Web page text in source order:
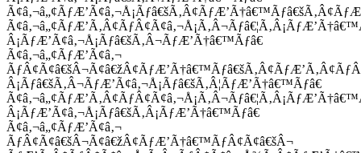
Â¡ÃƒÆ’Ã¢â‚¬Å¡Ãƒâ€šÃ‚Â¬ÃƒÆ’Ã†â€™Ãƒâ€
Ã¢â‚¬â„¢ÃƒÆ’Ã¢â‚¬
Â¡Ãƒâ€šÃ‚Â¬ÃƒÆ’Ã¢â‚¬Å¡Ãƒâ€šÃ‚Â¦ÃƒÆ’Ã†â€™Ãƒâ€
Â¡ÃƒÆ’Ã¢â‚¬Å¡Ãƒâ€šÃ‚Â¡ÃƒÆ’Ã†â€™Ãƒâ€
Ã¢â‚¬â„¢ÃƒÆ’Ã¢â‚¬
ÃƒÂ¢Ã¢â€šÂ¬Ã¢â€žÂ¢ÃƒÆ’Ã†â€™ÃƒÂ¢Ã¢â€šÂ¬